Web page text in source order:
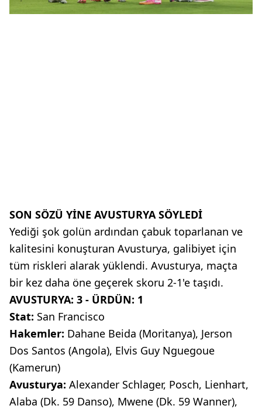
SON SÖZÜ YİNE AVUSTURYA SÖYLEDİ
Yediği şok golün ardından çabuk toparlanan ve
kalitesini konuşturan Avusturya, galibiyet için
tüm riskleri alarak yüklendi. Avusturya, maçta
bir kez daha öne geçerek skoru 2-1'e taşıdı.
AVUSTURYA: 3 - ÜRDÜN: 1
Stat: San Francisco
Hakemler: Dahane Beida (Moritanya), Jerson
Dos Santos (Angola), Elvis Guy Nguegoue
(Kamerun)
Avusturya: Alexander Schlager, Posch, Lienhart,
Alaba (Dk. 59 Danso), Mwene (Dk. 59 Wanner),